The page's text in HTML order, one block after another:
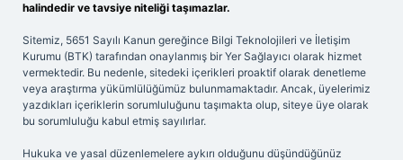
halindedir ve tavsiye niteliği taşımazlar.
Sitemiz, 5651 Sayılı Kanun gereğince Bilgi Teknolojileri ve İletişim
Kurumu (BTK) tarafından onaylanmış bir Yer Sağlayıcı olarak hizmet
vermektedir. Bu nedenle, sitedeki içerikleri proaktif olarak denetleme
veya araştırma yükümlülüğümüz bulunmamaktadır. Ancak, üyelerimiz
yazdıkları içeriklerin sorumluluğunu taşımakta olup, siteye üye olarak
bu sorumluluğu kabul etmiş sayılırlar.
Hukuka ve yasal düzenlemelere aykırı olduğunu düşündüğünüz